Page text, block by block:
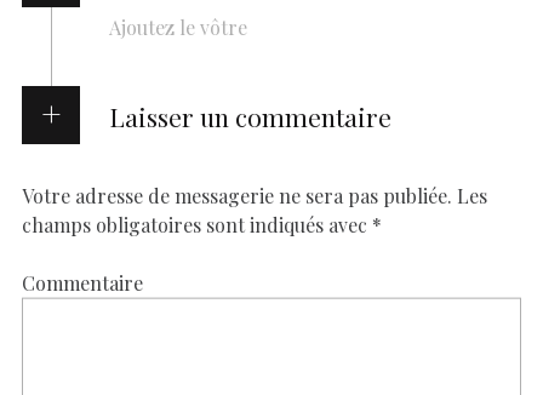
Ajoutez le vôtre
Laisser un commentaire
Votre adresse de messagerie ne sera pas publiée. Les
champs obligatoires sont indiqués avec *
Commentaire